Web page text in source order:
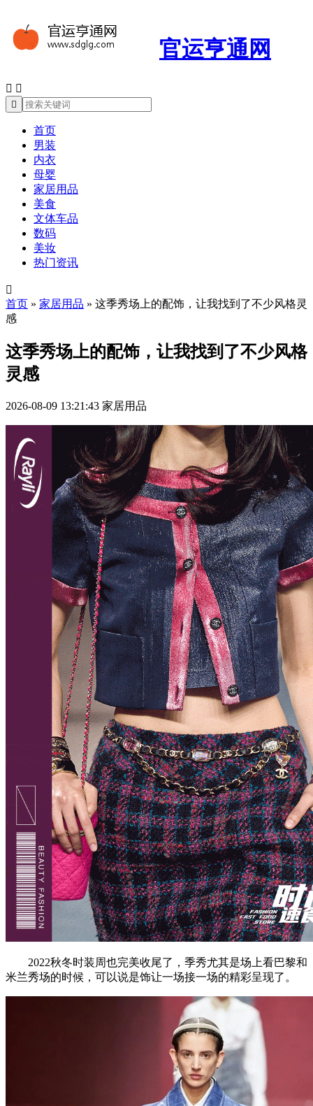
官运亨通网
 

首页
男装
内衣
母婴
家居用品
美食
文体车品
数码
美妆
热门资讯

首页 » 家居用品 » 这季秀场上的配饰，让我找到了不少风格灵
感
这季秀场上的配饰，让我找到了不少风格
灵感
2026-08-09 13:21:43 家居用品
2022秋冬时装周也完美收尾了，季秀尤其是场上看巴黎和
米兰秀场的时候，可以说是饰让一场接一场的精彩呈现了。